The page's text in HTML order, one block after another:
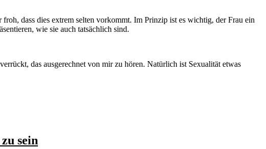
dass dies extrem selten vorkommt. Im Prinzip ist es wichtig, der Frau ein
wie sie auch tatsächlich sind.
das ausgerechnet von mir zu hören. Natürlich ist Sexualität etwas
sein